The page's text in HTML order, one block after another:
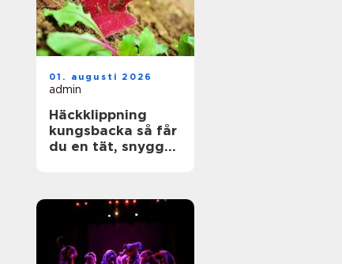
01. augusti 2026
admin
Häckklippning
kungsbacka så får
du en tät, snygg